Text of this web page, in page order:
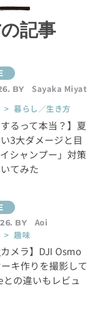
記事
BY Sayaka Miyat
> 暮らし／生き方
するって本当？】夏
3大ダメージと目
シャンプー」対策
てみた
BY
Aoi
> 趣味
カメラ】DJI Osmo
キ作りを撮影して
の違いもレビュ